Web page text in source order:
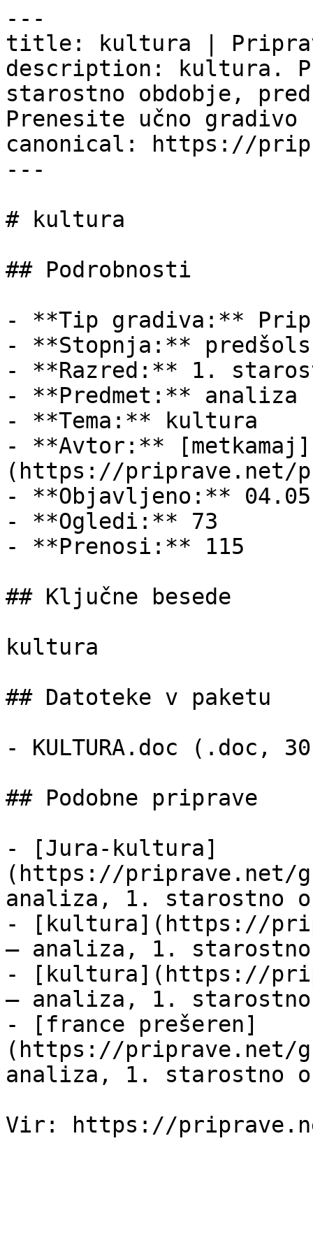
---
title: kultura |
description: kultura.
starostno obdobje,
Prenesite učno
canonical: https://
---
# kultura
## Podrobnosti
- **Tip gradiva:**
- **Stopnja:**
- **Razred:** 1.
- **Predmet:** analiza
- **Tema:** kultura
- **Avtor:** [metkamaj]
(https://priprave.net/
- **Objavljeno:**
- **Ogledi:** 73
- **Prenosi:** 115
## Ključne besede
kultura
## Datoteke v paketu
- KULTURA.doc (.doc,
## Podobne priprave
- [Jura-kultura]
(https://priprave.net/
analiza, 1. starostno
- [kultura](https://
— analiza, 1. starostno
- [kultura](https://
— analiza, 1. starostno
- [france prešeren]
(https://priprave.net/
analiza, 1. starostno